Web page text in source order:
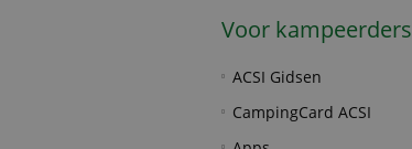
Voor kampeerders
ACSI Gidsen
CampingCard ACSI